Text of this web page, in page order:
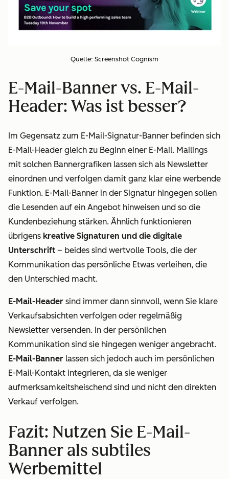
Quelle: Screenshot Cognism
E-Mail-Banner vs. E-Mail-
Header: Was ist besser?
Im Gegensatz zum E-Mail-Signatur-Banner befinden sich
E-Mail-Header gleich zu Beginn einer E-Mail. Mailings
mit solchen Bannergrafiken lassen sich als Newsletter
einordnen und verfolgen damit ganz klar eine werbende
Funktion. E-Mail-Banner in der Signatur hingegen sollen
die Lesenden auf ein Angebot hinweisen und so die
Kundenbeziehung stärken. Ähnlich funktionieren
übrigens kreative Signaturen und die digitale
Unterschrift – beides sind wertvolle Tools, die der
Kommunikation das persönliche Etwas verleihen, die
den Unterschied macht.
E-Mail-Header sind immer dann sinnvoll, wenn Sie klare
Verkaufsabsichten verfolgen oder regelmäßig
Newsletter versenden. In der persönlichen
Kommunikation sind sie hingegen weniger angebracht.
E-Mail-Banner lassen sich jedoch auch im persönlichen
E-Mail-Kontakt integrieren, da sie weniger
aufmerksamkeitsheischend sind und nicht den direkten
Verkauf verfolgen.
Fazit: Nutzen Sie E-Mail-
Banner als subtiles
Werbemittel